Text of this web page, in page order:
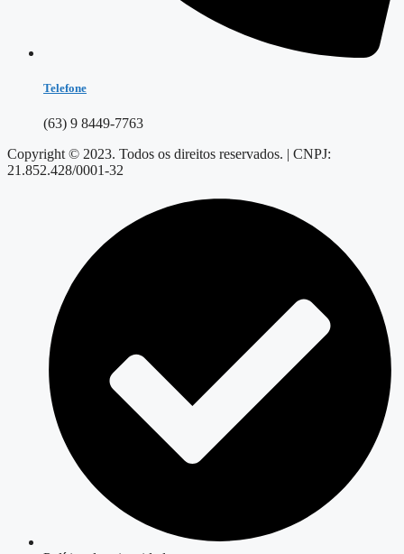
Telefone
(63) 9 8449-7763
Copyright © 2023. Todos os direitos reservados. | CNPJ:
21.852.428/0001-32